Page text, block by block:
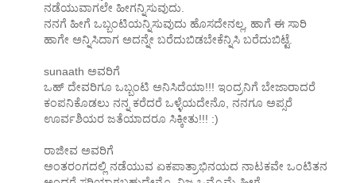
ನಡೆಯುವಾಗಲೇ ಹೀಗನ್ನಿಸುವುದು.
ನನಗೆ ಹೀಗೆ ಒಬ್ಬಂಟಿಯನ್ನಿಸುವುದು ಹೊಸದೇನಲ್ಲ, ಹಾಗೆ ಈ ಸಾರಿ
ಹಾಗೇ ಅನ್ನಿಸಿದಾಗ ಅದನ್ನೇ ಬರೆದುಬಿಡಬೇಕೆನ್ನಿಸಿ ಬರೆದುಬಿಟ್ಟೆ.
sunaath ಅವರಿಗೆ
ಒಹ್ ದೇವರಿಗೂ ಒಬ್ಬಂಟಿ ಅನಿಸಿದೆಯಾ!!! ಇಂದ್ರನಿಗೆ ಬೇಜಾರಾದರೆ
ಕಂಪನಿಕೊಡಲು ನನ್ನ ಕರೆದರೆ ಒಳ್ಳೆಯದೇನೊ, ನನಗೂ ಅಪ್ಸರೆ
ಊರ್ವಶಿಯರ ಜತೆಯಾದರೂ ಸಿಕ್ಕೀತು!!! :)
ರಾಜೀವ ಅವರಿಗೆ
ಅಂತರಂಗದಲ್ಲಿ ನಡೆಯುವ ಏಕಪಾತ್ರಾಭಿನಯದ ನಾಟಕವೇ ಒಂಟಿತನ